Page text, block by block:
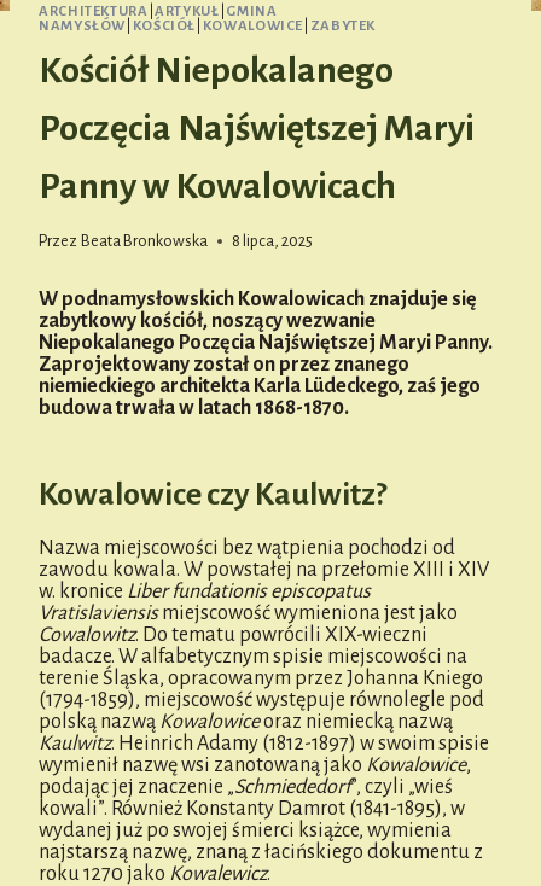
ARCHITEKTURA |ARTYKUŁ GMINA
NAMYSŁÓW
KOŚCIÓŁ KOWALOWICE ZABYTEK
Kościół Niepokalanego
Poczęcia Najświętszej Maryi
Panny w Kowalowicach
Przez Beata Bronkowska 8 lipca, 2025
W podnamysłowskich Kowalowicach znajduje się
zabytkowy kościół, noszący wezwanie
Niepokalanego Poczęcia Najświętszej Maryi Panny.
Zaprojektowany został on przez znanego
niemieckiego architekta Karla Lüdeckego, zaś jego
budowa trwała w latach 1868-1870.
Kowalowice czy Kaulwitz?
Nazwa miejscowości bez wątpienia pochodzi od
zawodu kowala. W powstałej na przełomie XIII i XIV
w. kronice Liber fundationis episcopatus
Vratislaviensismiejscowość wymieniona jest jako
Cowalowitz. Do tematu powrócili XIX-wieczni
badacze. W alfabetycznym spisie miejscowości na
terenie Śląska, opracowanym przez Johanna Kniego
(1794-1859), miejscowość występuje równolegle pod
polską nazwą Kowalowiceoraz niemiecką nazwą
Kaulwitz. Heinrich Adamy (1812-1897) w swoim spisie
wymienił nazwę wsi zanotowaną jako Kowalowice,
podając jej znaczenie „Schmiededorf”, czyli „wieś
kowali”. Również Konstanty Damrot (1841-1895), w
wydanej już po swojej śmierci książce, wymienia
najstarszą nazwę, znaną z łacińskiego dokumentu z
roku 1270 jako Kowalewicz.